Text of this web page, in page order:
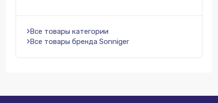
Все товары категории
Все товары бренда Sonniger